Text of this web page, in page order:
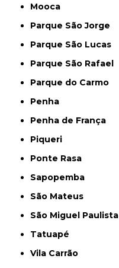
Mooca
Parque São Jorge
Parque São Lucas
Parque São Rafael
Parque do Carmo
Penha
Penha de França
Piqueri
Ponte Rasa
Sapopemba
São Mateus
São Miguel Paulista
Tatuapé
Vila Carrão